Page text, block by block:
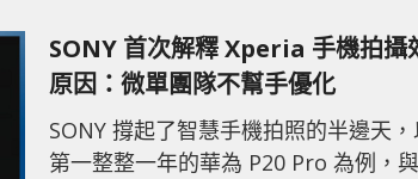
SONY 首次解釋 Xperia 手機拍攝
原因：微單團隊不幫手優化
SONY 撐起了智慧手機拍照的半邊天
第一整整一年的華為 P20 Pro 為例，